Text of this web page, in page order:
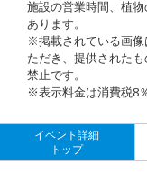
施設の営業時間、植
あります。
※掲載されている画
ただき、提供された
禁止です。
※表示料金は消費税8
イベント詳細
トップ